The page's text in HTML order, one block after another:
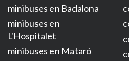
minibuses en Badalona
minibuses en
L'Hospitalet
minibuses en Mataró